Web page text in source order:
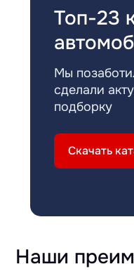
Топ-23
Мы
сделали
подборку
Скачать
Наши